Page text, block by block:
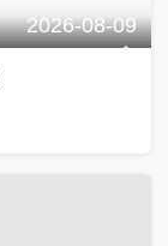
2026-08-09